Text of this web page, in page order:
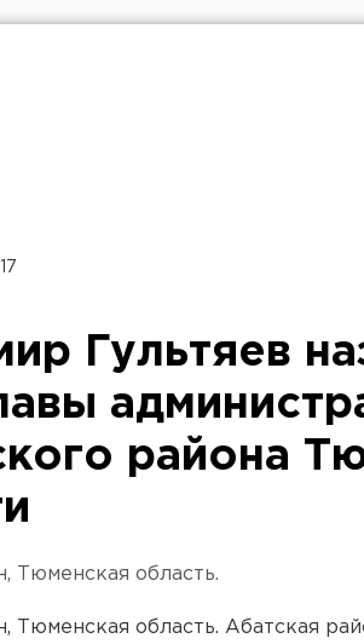
Гультяев
района
Тюменская область.
Тюменская область. Абатская